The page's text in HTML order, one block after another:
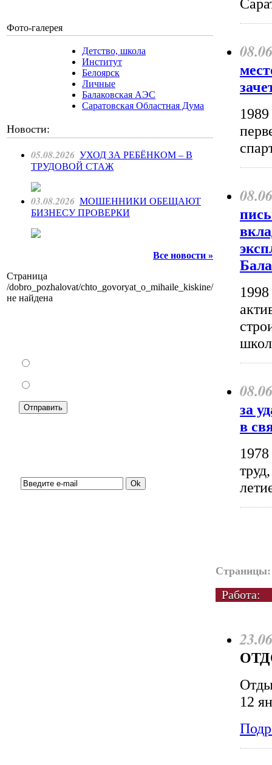
Фото-галерея
Детство, школа
Институт
Белоярск
Личные
Балаковская АЭС
Саратовская Областная Дума
Новости:
05.08.2026 УХОД ЗА РЕБЁНКОМ – В
ТРУДОВОЙ СТАЖ
03.08.2026 МОШЕННИКИ ОБЕЩАЮТ
БИЗНЕСУ ПРОВЕРКИ
Все новости »
Страница
/dobro_pozhalovat/chto_govoryat_o_mihaile_kiskine/
не найдена
за
в
Страницы:
Работа:
12